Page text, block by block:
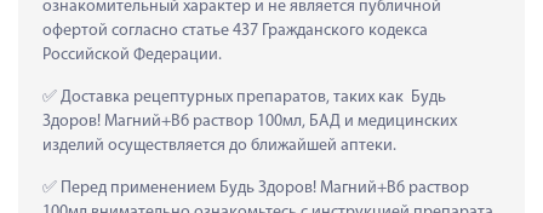
ознакомительный характер и не является публичной
офертой согласно статье 437 Гражданского кодекса
Российской Федерации.
Доставка рецептурных препаратов, таких как  Будь
Здоров! Магний+В6 раствор 100мл, БАД и медицинских
изделий осуществляется до ближайшей аптеки.
Перед применением Будь Здоров! Магний+В6 раствор